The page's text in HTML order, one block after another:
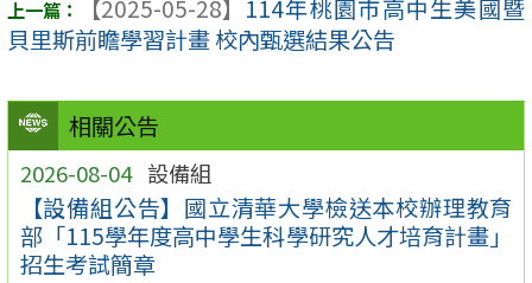
相關公告
2026-08-04 設備組
【設備組公告】國立清華大學檢送本校辦理教育
部「115學年度高中學生科學研究人才培育計畫」
招生考試簡章
【2025-05-28】 114年桃園市高中生美國暨
貝里斯前瞻學習計畫 校內甄選結果公告